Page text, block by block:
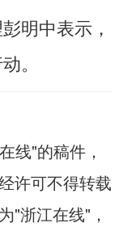
明中表示，
。
线"的稿件，
许可不得转载
"浙江在线"，